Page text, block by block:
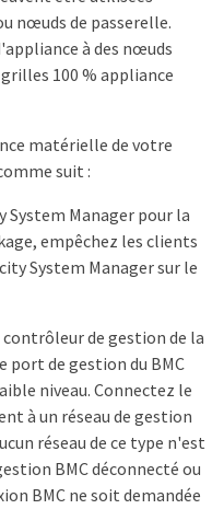
nœuds de passerelle.
à des nœuds
100 % appliance
matérielle de votre
suit :
Manager pour la
empêchez les clients
System Manager sur le
de gestion de la
port de gestion du BMC
niveau. Connectez le
à un réseau de gestion
réseau de ce type n'est
BMC déconnecté ou
BMC ne soit demandée